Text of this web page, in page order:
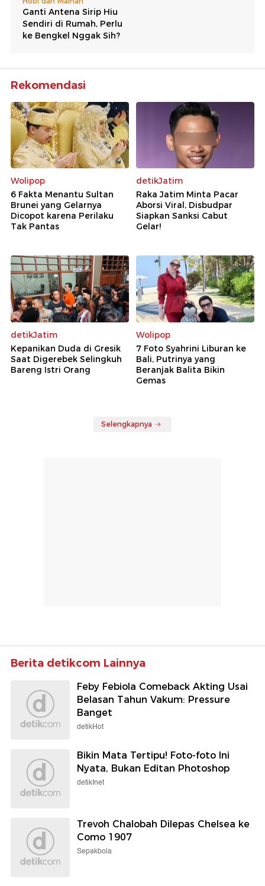
Rekomendasi
Wolipop
6 Fakta Menantu Sultan
Brunei yang Gelarnya
Dicopot karena Perilaku
Tak Pantas
detikJatim
Raka Jatim Minta Pacar
Aborsi Viral, Disbudpar
Siapkan Sanksi Cabut
Gelar!
detikJatim
Kepanikan Duda di Gresik
Saat Digerebek Selingkuh
Bareng Istri Orang
Wolipop
7 Foto Syahrini Liburan ke
Bali, Putrinya yang
Beranjak Balita Bikin
Gemas
Selengkapnya
Berita detikcom Lainnya
Feby Febiola Comeback Akting Usai
Belasan Tahun Vakum: Pressure
Banget
detikHot
Bikin Mata Tertipu! Foto-foto Ini
Nyata, Bukan Editan Photoshop
detikInet
Trevoh Chalobah Dilepas Chelsea ke
Como 1907
Sepakbola